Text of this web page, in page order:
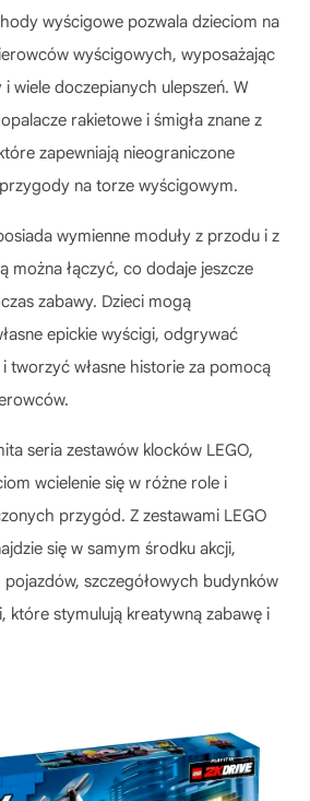
wyścigowe pozwala dzieciom na
wyścigowych, wyposażając
wiele doczepianych ulepszeń. W
rakietowe i śmigła znane z
zapewniają nieograniczone
na torze wyścigowym.
wymienne moduły z przodu i z
można łączyć, co dodaje jeszcze
zabawy. Dzieci mogą
epickie wyścigi, odgrywać
i tworzyć własne historie za pomocą
seria zestawów klocków LEGO,
wcielenie się w różne role i
przygód. Z zestawami LEGO
się w samym środku akcji,
pojazdów, szczegółowych budynków
które stymulują kreatywną zabawę i